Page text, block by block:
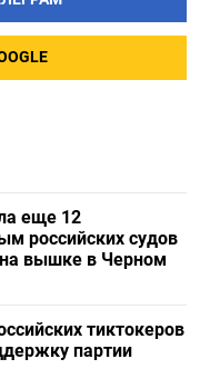
еще 12
российских судов
вышке в Черном
тиктокеров
партии